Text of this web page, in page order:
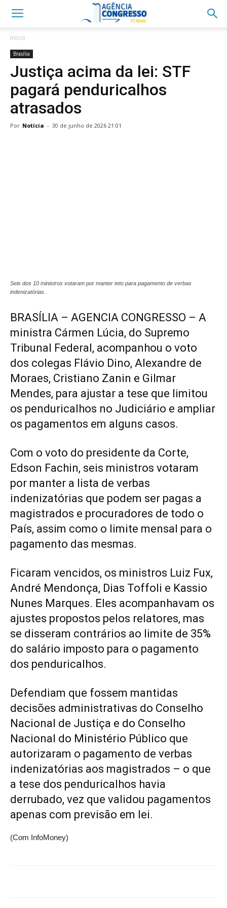
Início
Brasília
Justiça acima da lei: STF
pagará penduricalhos
atrasados
Por Notícia - 30 de junho de 2026 21:01
Seis dos 10 ministros votaram por manter teto para pagamento de verbas
indenizatórias.
BRASÍLIA – AGENCIA CONGRESSO – A
ministra Cármen Lúcia, do Supremo
Tribunal Federal, acompanhou o voto
dos colegas Flávio Dino, Alexandre de
Moraes, Cristiano Zanin e Gilmar
Mendes, para ajustar a tese que limitou
os penduricalhos no Judiciário e ampliar
os pagamentos em alguns casos.
Com o voto do presidente da Corte,
Edson Fachin, seis ministros votaram
por manter a lista de verbas
indenizatórias que podem ser pagas a
magistrados e procuradores de todo o
País, assim como o limite mensal para o
pagamento das mesmas.
Ficaram vencidos, os ministros Luiz Fux,
André Mendonça, Dias Toffoli e Kassio
Nunes Marques. Eles acompanhavam os
ajustes propostos pelos relatores, mas
se disseram contrários ao limite de 35%
do salário imposto para o pagamento
dos penduricalhos.
Defendiam que fossem mantidas
decisões administrativas do Conselho
Nacional de Justiça e do Conselho
Nacional do Ministério Público que
autorizaram o pagamento de verbas
indenizatórias aos magistrados – o que
a tese dos penduricalhos havia
derrubado, vez que validou pagamentos
apenas com previsão em lei.
(Com InfoMoney)